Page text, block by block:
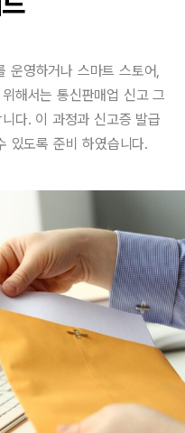
운영하거나 스마트 스토어,
해서는 통신판매업 신고 그
다. 이 과정과 신고증 발급
있도록 준비 하였습니다.